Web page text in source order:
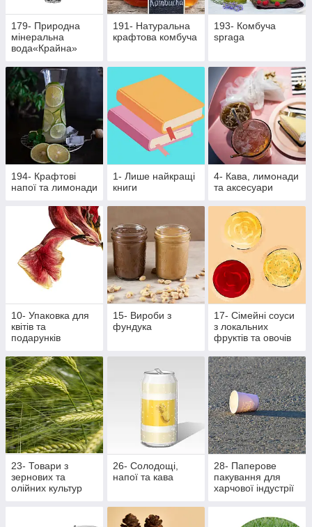
179- Природна
мінеральна
вода«Крайна»
191- Натуральна
крафтова комбуча
193- Комбуча
spraga
194- Крафтові
напої та лимонади
1- Лише найкращі
книги
4- Кава, лимонади
та аксесуари
10- Упаковка для
квітів та
подарунків
15- Вироби з
фундука
17- Сімейні соуси
з локальних
фруктів та овочів
23- Товари з
зернових та
олійних культур
26- Солодощі,
напої та кава
28- Паперове
пакування для
харчової індустрії